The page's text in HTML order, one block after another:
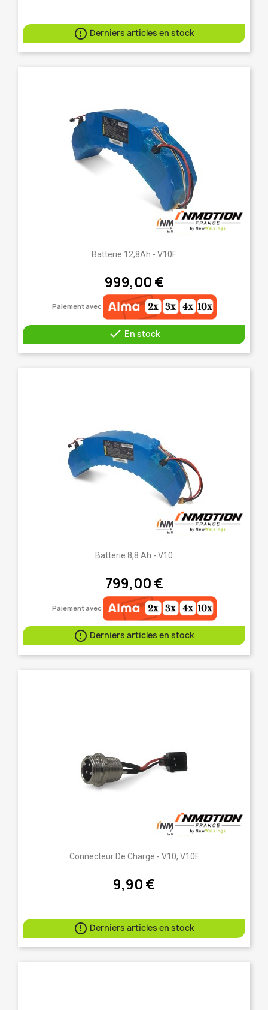
 Derniers articles en stock
Batterie 12,8Ah - V10F
999,00 €
Paiement avec
 En stock
Batterie 8,8 Ah - V10
799,00 €
Paiement avec
 Derniers articles en stock
Connecteur De Charge - V10, V10F
9,90 €
 Derniers articles en stock